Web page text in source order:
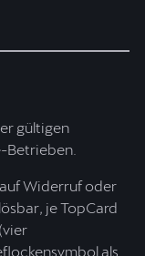
gültigen
Betrieben.
Widerruf oder
je TopCard
als